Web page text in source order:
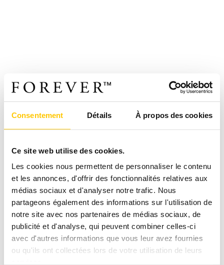
Consentement Détails À propos des cookies
Ce site web utilise des cookies.
Les cookies nous permettent de personnaliser le contenu
et les annonces, d'offrir des fonctionnalités relatives aux
médias sociaux et d'analyser notre trafic. Nous
partageons également des informations sur l'utilisation de
notre site avec nos partenaires de médias sociaux, de
publicité et d'analyse, qui peuvent combiner celles-ci
avec d'autres informations que vous leur avez fournies
ou qu'ils ont collectées lors de votre utilisation de leurs